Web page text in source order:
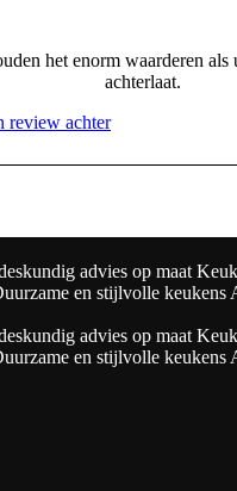
het enorm waarderen als
achterlaat.
review achter
advies op maat
en stijlvolle keukens
advies op maat
en stijlvolle keukens